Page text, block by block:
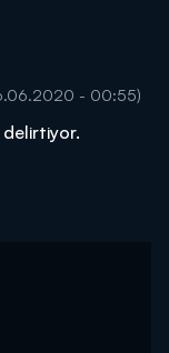
- 00:55)
delirtiyor.